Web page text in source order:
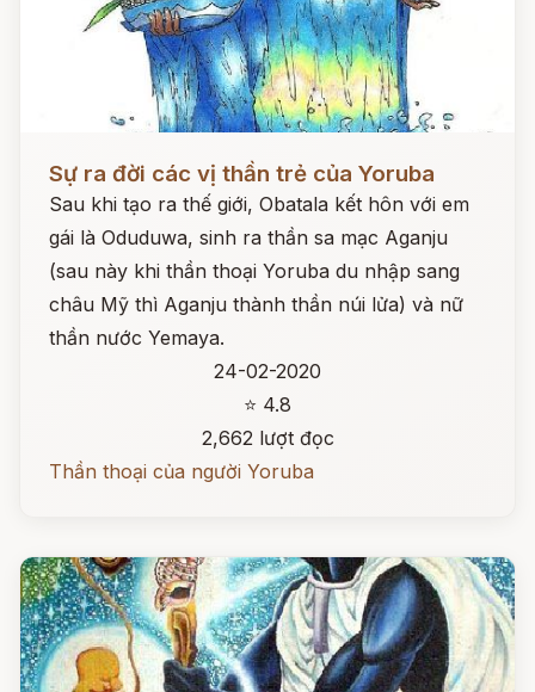
Sự ra đời các vị thần trẻ của Yoruba
Sau khi tạo ra thế giới, Obatala kết hôn với em
gái là Oduduwa, sinh ra thần sa mạc Aganju
(sau này khi thần thoại Yoruba du nhập sang
châu Mỹ thì Aganju thành thần núi lửa) và nữ
thần nước Yemaya.
24-02-2020
⭐ 4.8
2,662 lượt đọc
Thần thoại của người Yoruba